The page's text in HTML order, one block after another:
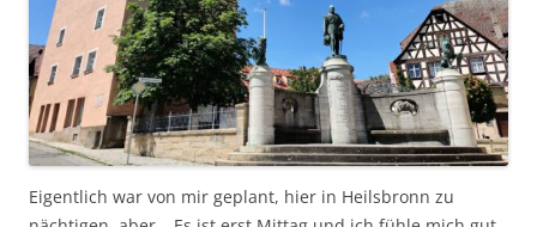
Eigentlich war von mir geplant, hier in Heilsbronn zu